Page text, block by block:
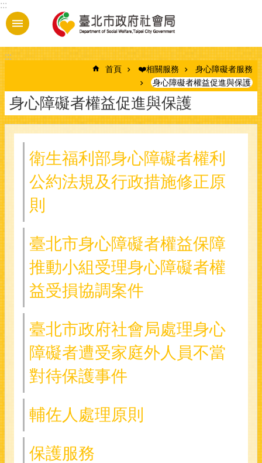
跳到主要內容區塊
:::
:::
首頁 ❤️相關服務
身心障礙者服務
身心障礙者權益促進與保護
身心障礙者權益促進與保護
衛生福利部身心障礙者權利
公約法規及行政措施修正原
則
臺北市身心障礙者權益保障
推動小組受理身心障礙者權
益受損協調案件
臺北市政府社會局處理身心
障礙者遭受家庭外人員不當
對待保護事件
輔佐人處理原則
保護服務